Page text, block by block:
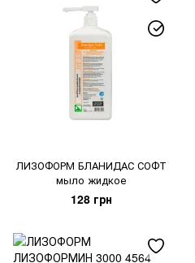
ЛИЗОФОРМ БЛАНИДАС СОФТ
мыло жидкое
128 грн